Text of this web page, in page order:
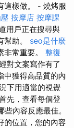
這樣做。 - 燒烤服
按摩店 按摩課
用戶正在搜尋與
幫助。 seo是什麼
非常重要。 整復
對文案寫作有了
中獲得高品質的內
下用適當的視覺
先，查看每個登
內容反應最佳。
的位置，您的內容